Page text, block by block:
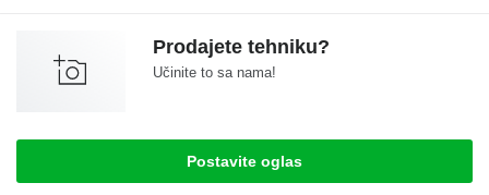
Prodajete tehniku?
Učinite to sa nama!
Postavite oglas